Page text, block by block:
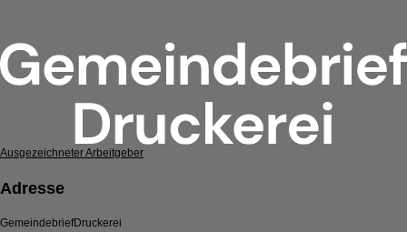
Ausgezeichneter Arbeitgeber
Adresse
GemeindebriefDruckerei